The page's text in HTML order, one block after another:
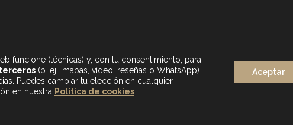
funcione (técnicas) y, con tu consentimiento, para
(p. ej., mapas, vídeo, reseñas o WhatsApp).
Puedes cambiar tu elección en cualquier
en nuestra Política de cookies
Aceptar